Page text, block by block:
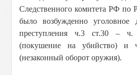
Следственного комитета РФ по
было возбужденно уголовное
преступления ч.3 ст.30 –
(покушение на убийство)
(незаконный оборот оружия).